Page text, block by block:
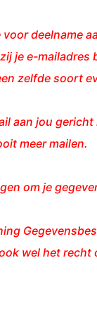
voor deelname
je e-
zelfde soort
aan jou
meer mailen.
om je
wel het recht